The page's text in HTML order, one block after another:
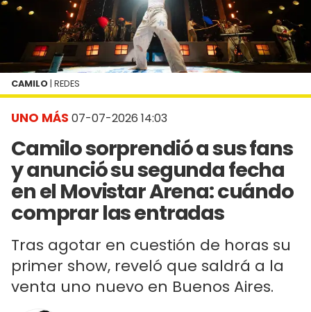
UNO MÁS 07-07-2026 14:03
Camilo sorprendió a sus fans
y anunció su segunda fecha
en el Movistar Arena: cuándo
comprar las entradas
Tras agotar en cuestión de horas su
primer show, reveló que saldrá a la
venta uno nuevo en Buenos Aires.
CAMILO | REDES